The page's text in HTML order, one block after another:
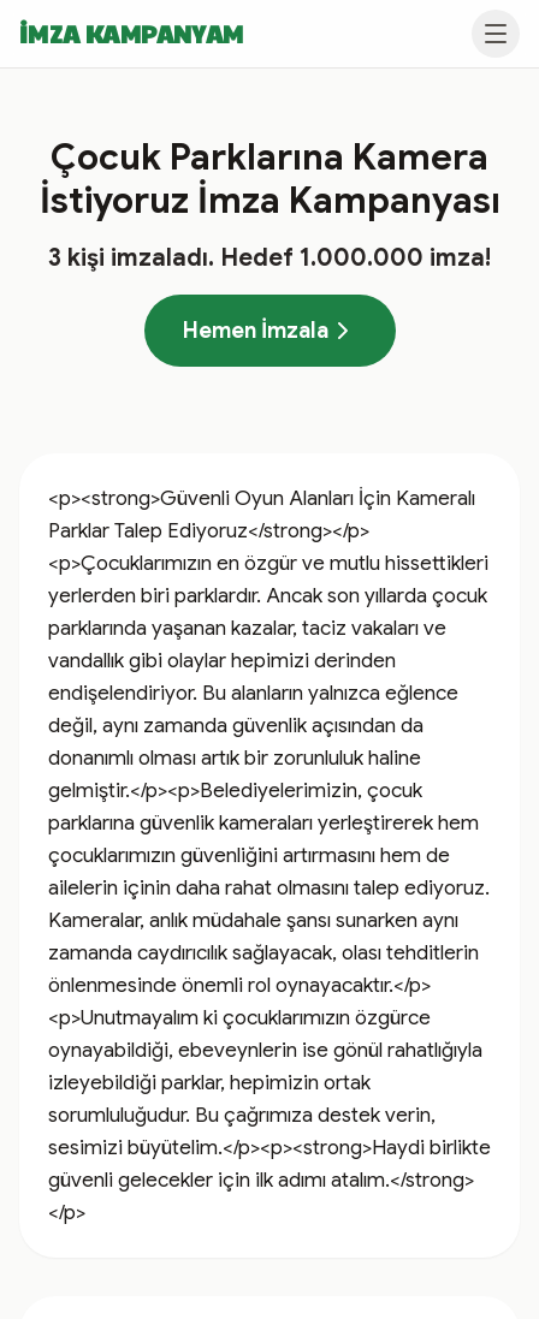
İMZA KAMPANYAM
Çocuk Parklarına Kamera
İstiyoruz İmza Kampanyası
3 kişi imzaladı. Hedef 1.000.000 imza!
Hemen İmzala
<p><strong>Güvenli Oyun Alanları İçin Kameralı
Parklar Talep Ediyoruz</strong></p>
<p>Çocuklarımızın en özgür ve mutlu hissettikleri
yerlerden biri parklardır. Ancak son yıllarda çocuk
parklarında yaşanan kazalar, taciz vakaları ve
vandallık gibi olaylar hepimizi derinden
endişelendiriyor. Bu alanların yalnızca eğlence
değil, aynı zamanda güvenlik açısından da
donanımlı olması artık bir zorunluluk haline
gelmiştir.</p><p>Belediyelerimizin, çocuk
parklarına güvenlik kameraları yerleştirerek hem
çocuklarımızın güvenliğini artırmasını hem de
ailelerin içinin daha rahat olmasını talep ediyoruz.
Kameralar, anlık müdahale şansı sunarken aynı
zamanda caydırıcılık sağlayacak, olası tehditlerin
önlenmesinde önemli rol oynayacaktır.</p>
<p>Unutmayalım ki çocuklarımızın özgürce
oynayabildiği, ebeveynlerin ise gönül rahatlığıyla
izleyebildiği parklar, hepimizin ortak
sorumluluğudur. Bu çağrımıza destek verin,
sesimizi büyütelim.</p><p><strong>Haydi birlikte
güvenli gelecekler için ilk adımı atalım.</strong>
</p>